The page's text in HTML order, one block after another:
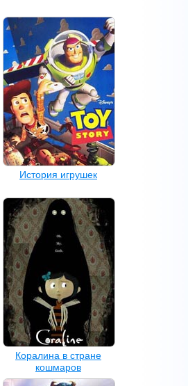
История игрушек
Коралина в стране
кошмаров